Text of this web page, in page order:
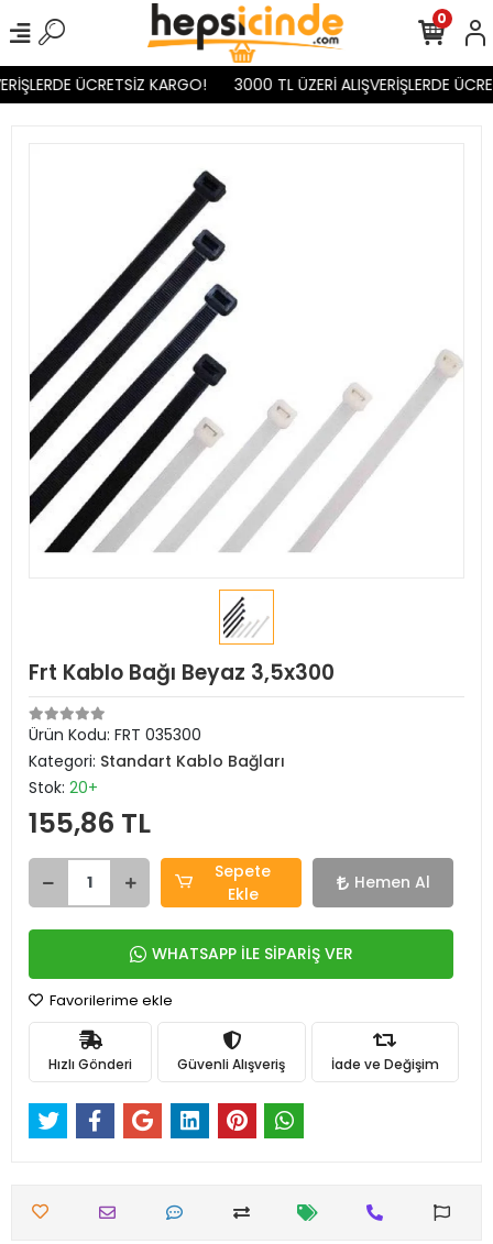
ÜCRETSİZ KARGO! 3000 TL ÜZERİ ALIŞVERİŞLERDE
0
Frt Kablo Bağı Beyaz 3,5x300
Ürün Kodu: FRT 035300
Kategori: Standart Kablo Bağları
Stok: 20+
155,86 TL
Sepete
Ekle
Hemen Al
WHATSAPP İLE SİPARİŞ VER
Favorilerime ekle
Hızlı Gönderi Güvenli Alışveriş İade ve Değişim